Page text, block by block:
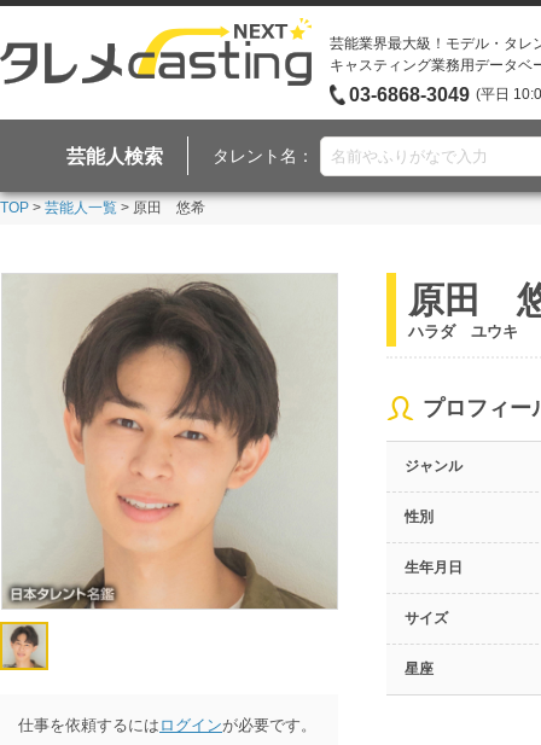
芸能業界最大級！モデル・タレ
キャスティング業務用データベ
03-6868-3049 (平日
芸能人検索 タレント名：
TOP > 芸能人一覧 > 原田 悠希
仕事を依頼するには ログインが必要です。
原田
ハラダ ユウキ
プロフィー
ジャンル
性別
生年月日
サイズ
星座